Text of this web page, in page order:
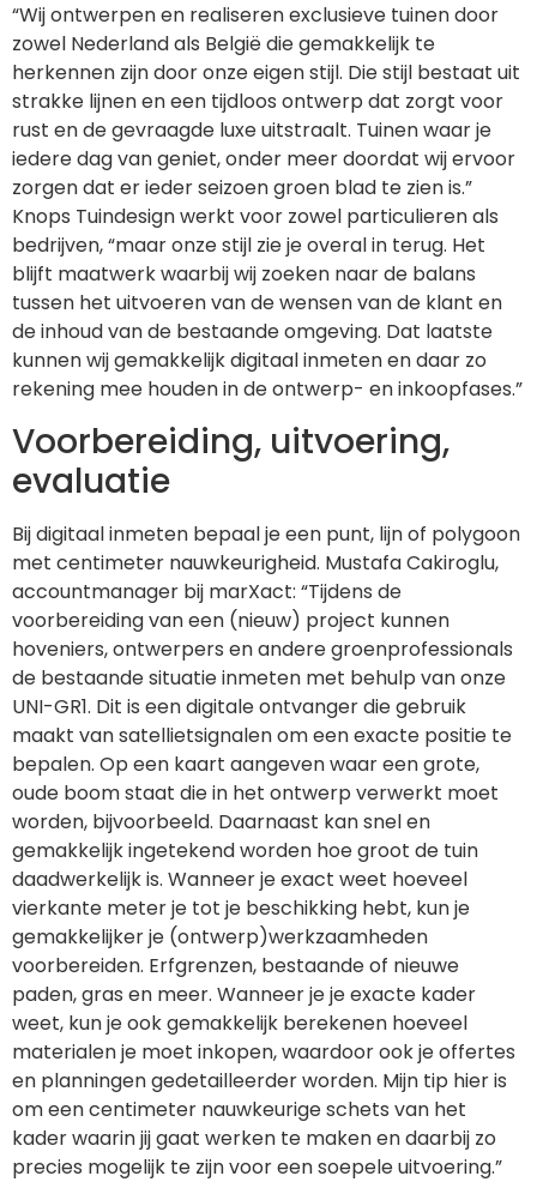
“Wij ontwerpen en realiseren exclusieve tuinen door
zowel Nederland als België die gemakkelijk te
herkennen zijn door onze eigen stijl. Die stijl bestaat uit
strakke lijnen en een tijdloos ontwerp dat zorgt voor
rust en de gevraagde luxe uitstraalt. Tuinen waar je
iedere dag van geniet, onder meer doordat wij ervoor
zorgen dat er ieder seizoen groen blad te zien is.”
Knops Tuindesign werkt voor zowel particulieren als
bedrijven, “maar onze stijl zie je overal in terug. Het
blijft maatwerk waarbij wij zoeken naar de balans
tussen het uitvoeren van de wensen van de klant en
de inhoud van de bestaande omgeving. Dat laatste
kunnen wij gemakkelijk digitaal inmeten en daar zo
rekening mee houden in de ontwerp- en inkoopfases.”
Voorbereiding, uitvoering,
evaluatie
Bij digitaal inmeten bepaal je een punt, lijn of polygoon
met centimeter nauwkeurigheid. Mustafa Cakiroglu,
accountmanager bij marXact: “Tijdens de
voorbereiding van een (nieuw) project kunnen
hoveniers, ontwerpers en andere groenprofessionals
de bestaande situatie inmeten met behulp van onze
UNI-GR1. Dit is een digitale ontvanger die gebruik
maakt van satellietsignalen om een exacte positie te
bepalen. Op een kaart aangeven waar een grote,
oude boom staat die in het ontwerp verwerkt moet
worden, bijvoorbeeld. Daarnaast kan snel en
gemakkelijk ingetekend worden hoe groot de tuin
daadwerkelijk is. Wanneer je exact weet hoeveel
vierkante meter je tot je beschikking hebt, kun je
gemakkelijker je (ontwerp)werkzaamheden
voorbereiden. Erfgrenzen, bestaande of nieuwe
paden, gras en meer. Wanneer je je exacte kader
weet, kun je ook gemakkelijk berekenen hoeveel
materialen je moet inkopen, waardoor ook je offertes
en planningen gedetailleerder worden. Mijn tip hier is
om een centimeter nauwkeurige schets van het
kader waarin jij gaat werken te maken en daarbij zo
precies mogelijk te zijn voor een soepele uitvoering.”